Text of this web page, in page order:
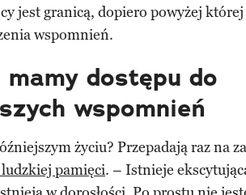
jest granicą, dopiero powyżej
wspomnień.
mamy dostępu do
wspomnień
życiu? Przepadają raz na
pamięci. – Istnieje